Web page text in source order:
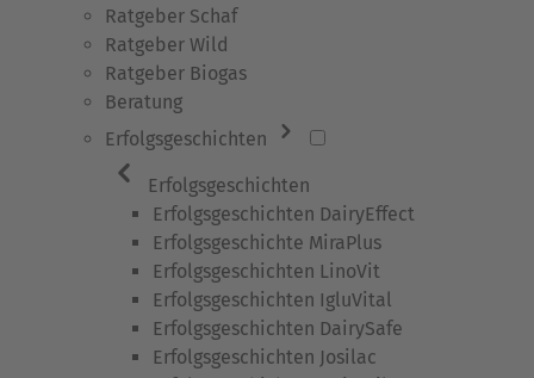
Ratgeber Schaf
Ratgeber Wild
Ratgeber Biogas
Beratung
Erfolgsgeschichten
Erfolgsgeschichten
Erfolgsgeschichten DairyEffect
Erfolgsgeschichte MiraPlus
Erfolgsgeschichten LinoVit
Erfolgsgeschichten IgluVital
Erfolgsgeschichten DairySafe
Erfolgsgeschichten Josilac